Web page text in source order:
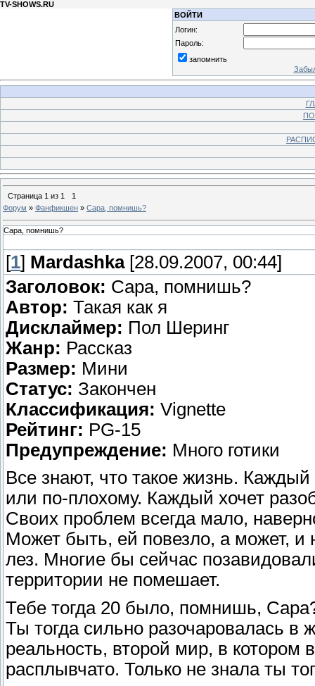
TV-SHOWS.RU
ВОЙТИ
Логин:
Пароль:
запомнить
Страница 1 из 1
1
Форум » Фанфикшен » Сара, помнишь?
Сара, помнишь?
[1] Mardashka[28.09.2007, 00:44]
Заголовок: Сара, помнишь?
Автор: Такая как я
Дисклаймер: Пол Шеринг
Жанр: Рассказ
Размер: Мини
Статус: Закончен
Классификация: Vignette
Рейтинг: PG-15
Предупреждение: Много готики
Все знают, что такое жизнь.
или по-плохому. Каждый хочет
Своих проблем всегда мало,
Может быть, ей повезло, а может, и
лез. Многие бы сейчас
территории не помешает.
Тебе тогда 20 было, помнишь,
Ты тогда сильно разочаровалась в
реальность, второй мир, в
расплывчато. Только не знала ты